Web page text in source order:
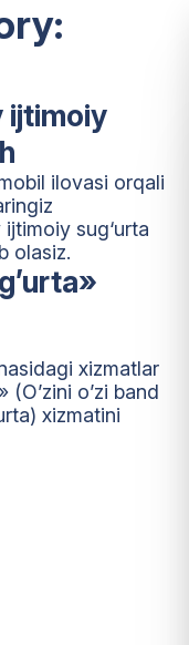
ijtimoiy
ilovasi orqali
sug‘urta
olasiz.
xizmatlar
(O’zini o’zi band
xizmatini